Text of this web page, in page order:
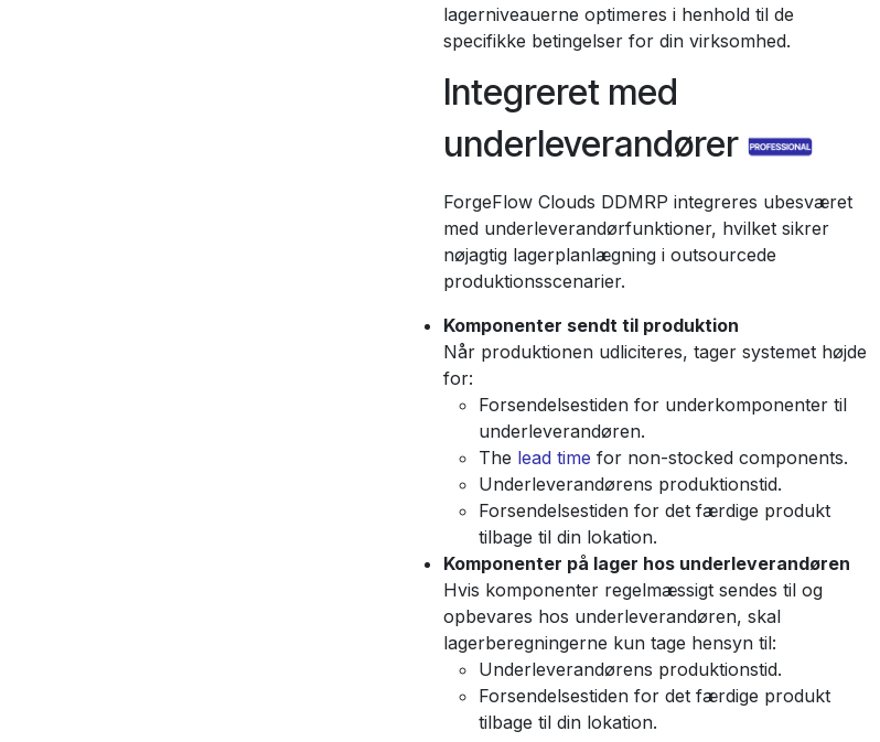
lagerniveauerne optimeres i henhold til de
specifikke betingelser for din virksomhed.
Integreret med
underleverandører
ForgeFlow Clouds DDMRP integreres ubesværet
med underleverandørfunktioner, hvilket sikrer
nøjagtig lagerplanlægning i outsourcede
produktionsscenarier.
Komponenter sendt til produktion
Når produktionen udliciteres, tager systemet højde
for:
Forsendelsestiden for underkomponenter til
underleverandøren.
The lead time for non-stocked components.
Underleverandørens produktionstid.
Forsendelsestiden for det færdige produkt
tilbage til din lokation.
Komponenter på lager hos underleverandøren
Hvis komponenter regelmæssigt sendes til og
opbevares hos underleverandøren, skal
lagerberegningerne kun tage hensyn til:
Underleverandørens produktionstid.
Forsendelsestiden for det færdige produkt
tilbage til din lokation.